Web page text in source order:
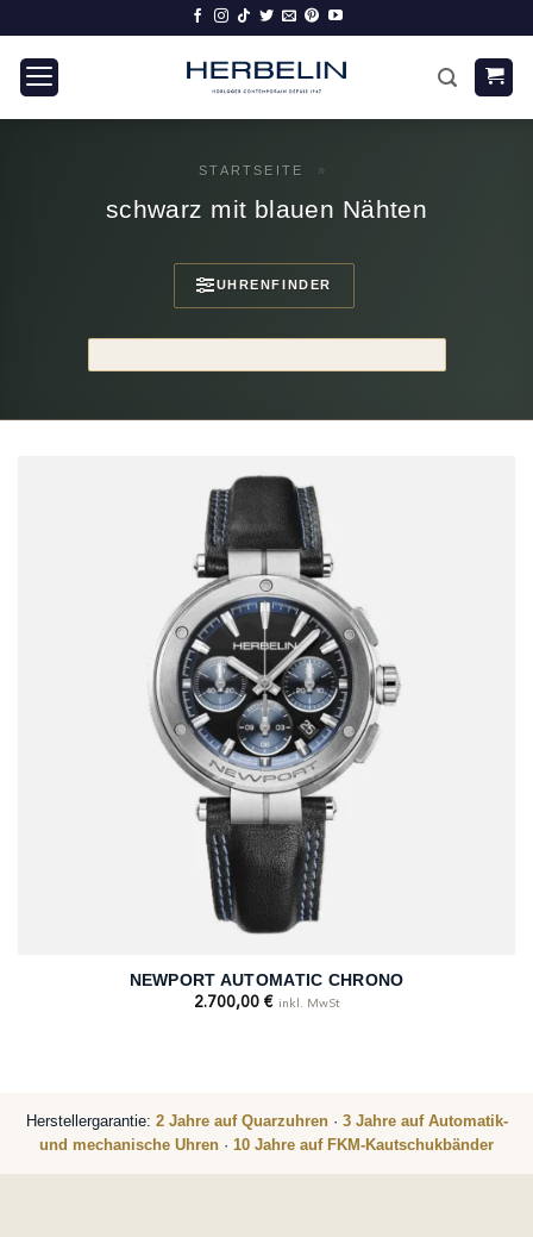
springen
STARTSEITE »
schwarz mit blauen Nähten
UHRENFINDER
NEWPORT AUTOMATIC CHRONO
2.700,00 € inkl. MwSt
Herstellergarantie: 2 Jahre auf Quarzuhren· 3 Jahre auf Automatik-
und mechanische Uhren · 10 Jahre auf FKM-Kautschukbänder